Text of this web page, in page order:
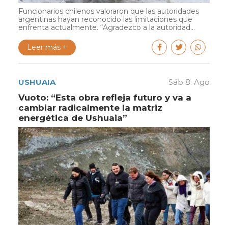
Funcionarios chilenos valoraron que las autoridades
argentinas hayan reconocido las limitaciones que
enfrenta actualmente. “Agradezco a la autoridad...
Leer más +
USHUAIA Sáb 8. Ago
Vuoto: “Esta obra refleja futuro y va a
cambiar radicalmente la matriz
energética de Ushuaia”